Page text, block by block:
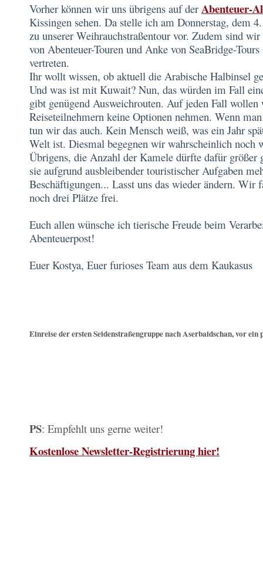
Vorher können wir uns übrigens auf der Abenteuer-
Kissingen sehen. Da stelle ich am Donnerstag, dem
zu unserer Weihrauchstraßentour vor. Zudem sind
von Abenteuer-Touren und Anke von SeaBridge-
vertreten.
Ihr wollt wissen, ob aktuell die Arabische Halbinsel
Und was ist mit Kuwait? Nun, das würden im Fall
gibt genügend Ausweichrouten. Auf jeden Fall wollen
Reiseteilnehmern keine Optionen nehmen. Wenn
tun wir das auch. Kein Mensch weiß, was ein Jahr
Welt ist. Diesmal begegnen wir wahrscheinlich noch
Übrigens, die Anzahl der Kamele dürfte dafür größer
sie aufgrund ausbleibender touristischer Aufgaben
Beschäftigungen... Lasst uns das wieder ändern. Wir
noch drei Plätze frei.
Euch allen wünsche ich tierische Freude beim
Abenteuerpost!
Euer Kostya, Euer furioses Team aus dem Kaukasus
Einreise der ersten Seidenstraßengruppe nach Aserbaidschan, vor ein
PS: Empfehlt uns gerne weiter!
Kostenlose Newsletter-Registrierung hier!